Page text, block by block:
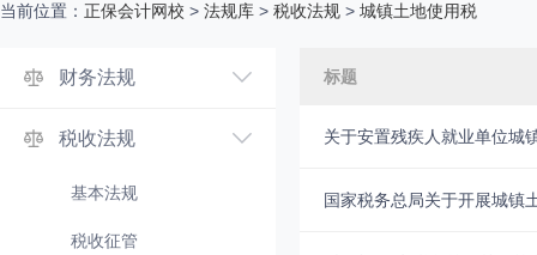
当前位置： 正保会计网校 > 法规库 > 税收法规 > 城镇土地使用税
财务法规
税收法规
基本法规
税收征管
标题
关于安置残疾人就业单位城
国家税务总局关于开展城镇